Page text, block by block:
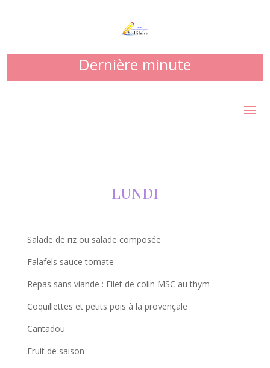
Dernière minute
LUNDI
Salade de riz ou salade composée
Falafels sauce tomate
Repas sans viande : Filet de colin MSC au thym
Coquillettes et petits pois à la provençale
Cantadou
Fruit de saison